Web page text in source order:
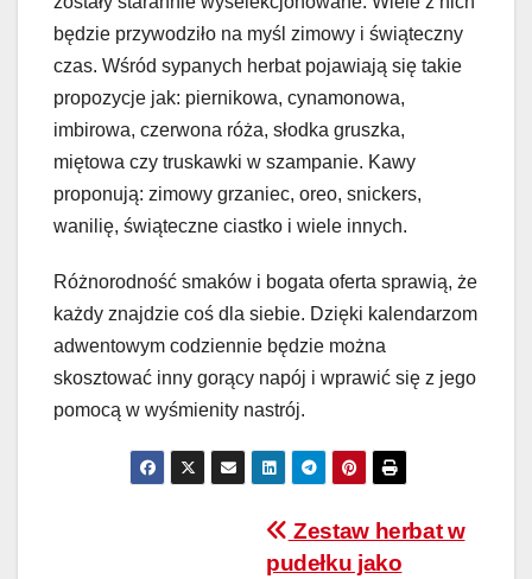
będzie przywodziło na myśl zimowy i świąteczny
czas. Wśród sypanych herbat pojawiają się takie
propozycje jak: piernikowa, cynamonowa,
imbirowa, czerwona róża, słodka gruszka,
miętowa czy truskawki w szampanie. Kawy
proponują: zimowy grzaniec, oreo, snickers,
wanilię, świąteczne ciastko i wiele innych.
Różnorodność smaków i bogata oferta sprawią, że
każdy znajdzie coś dla siebie. Dzięki kalendarzom
adwentowym codziennie będzie można
skosztować inny gorący napój i wprawić się z jego
pomocą w wyśmienity nastrój.
Zestaw herbat w
pudełku jako